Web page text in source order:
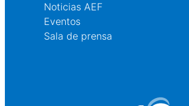
Noticias AEF
Eventos
Sala de prensa